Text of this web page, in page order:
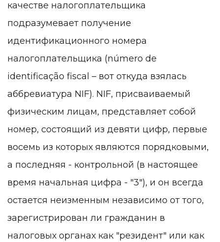
качестве налогоплательщика
подразумевает получение
идентификационного номера
налогоплательщика (número de
identificação fiscal – вот откуда взялась
аббревиатура NIF). NIF, присваиваемый
физическим лицам, представляет собой
номер, состоящий из девяти цифр, первые
восемь из которых являются порядковыми,
а последняя - контрольной (в настоящее
время начальная цифра - "3"), и он всегда
остается неизменным независимо от того,
зарегистрирован ли гражданин в
налоговых органах как "резидент" или как